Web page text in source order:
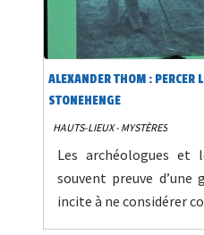
ALEXANDER THOM : PERCER
STONEHENGE
HAUTS-LIEUX - MYSTÈRES
Les archéologues et
souvent preuve
incite à ne considérer